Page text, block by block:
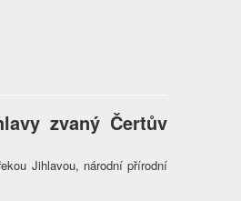
zvaný Čertův
Jihlavou, národní přírodní